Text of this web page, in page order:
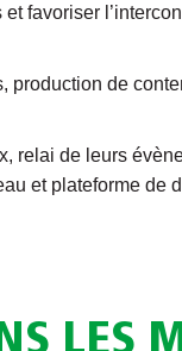
favoriser
de
relai de leurs
et plateforme de